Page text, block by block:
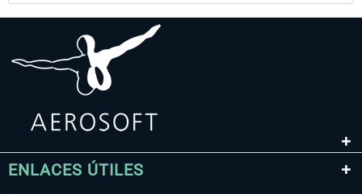
ENLACES ÚTILES